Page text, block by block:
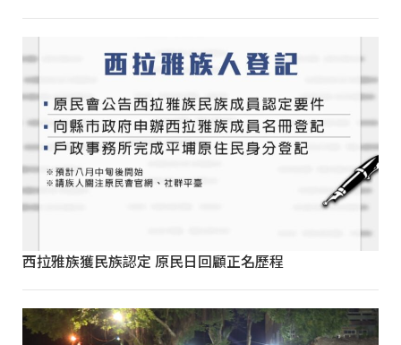
西拉雅族獲民族認定 原民日回顧正名歷程